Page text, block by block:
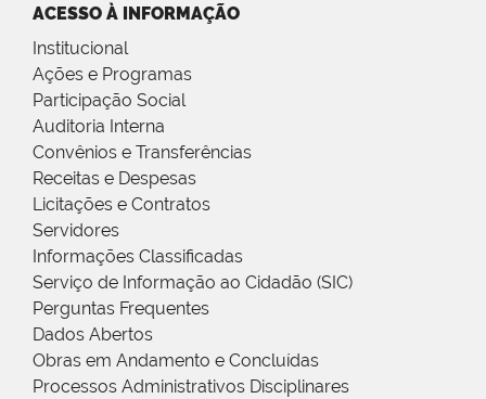
ACESSO À INFORMAÇÃO
Institucional
Ações e Programas
Participação Social
Auditoria Interna
Convênios e Transferências
Receitas e Despesas
Licitações e Contratos
Servidores
Informações Classificadas
Serviço de Informação ao Cidadão (SIC)
Perguntas Frequentes
Dados Abertos
Obras em Andamento e Concluídas
Processos Administrativos Disciplinares